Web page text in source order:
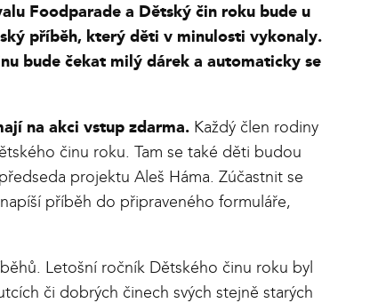
Foodparade a Dětský čin roku bude u
příběh, který děti v minulosti vykonaly.
bude čekat milý dárek a automaticky se
na akci vstup zdarma. Každý člen rodiny
činu roku. Tam se také děti budou
projektu Aleš Háma. Zúčastnit se
příběh do připraveného formuláře,
Letošní ročník Dětského činu roku byl
či dobrých činech svých stejně starých